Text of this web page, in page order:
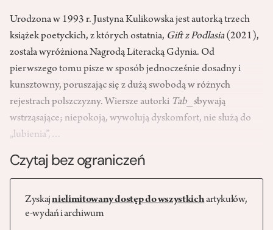
Urodzona w 1993 r. Justyna Kulikowska jest autorką trzech
książek poetyckich, z których ostatnia, Gift z Podlasia(2021),
została wyróżniona Nagrodą Literacką Gdynia. Od
pierwszego tomu pisze w sposób jednocześnie dosadny i
kunsztowny, poruszając się z dużą swobodą w różnych
rejestrach polszczyzny. Wiersze autorki Tab_sbywają
wstrząsające; niepokoją, wywołują dyskomfort, nie służą do
„lubienia”,…
Czytaj bez ograniczeń
Zyskajnielimitowany dostęp do wszystkichartykułów,
e-wydań i archiwum